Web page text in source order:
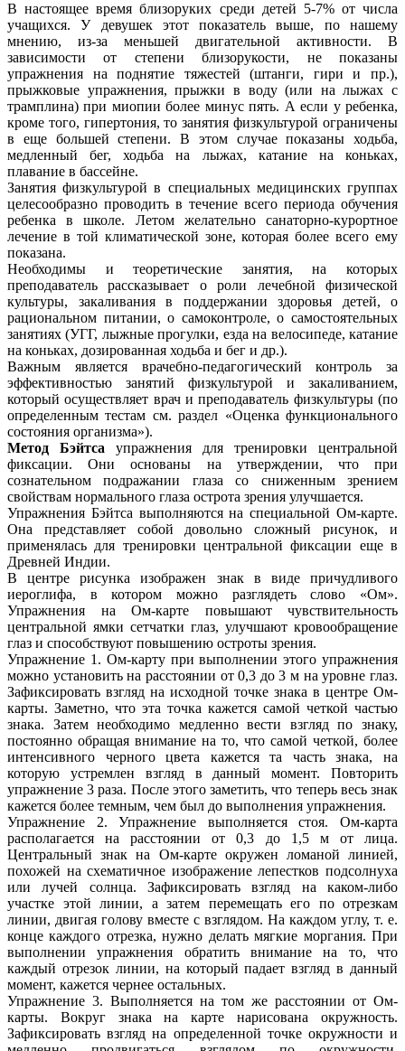
В настоящее время близоруких среди детей 5-7% от числа
учащихся. У девушек этот показатель выше, по нашему
мнению, из-за меньшей двигательной активности. В
зависимости от степени близорукости, не показаны
упражнения на поднятие тяжестей (штанги, гири и пр.),
прыжковые упражнения, прыжки в воду (или на лыжах с
трамплина) при миопии более минус пять. А если у ребенка,
кроме того, гипертония, то занятия физкультурой ограничены
в еще большей степени. В этом случае показаны ходьба,
медленный бег, ходьба на лыжах, катание на коньках,
плавание в бассейне.
Занятия физкультурой в специальных медицинских группах
целесообразно проводить в течение всего периода обучения
ребенка в школе. Летом желательно санаторно-курортное
лечение в той климатической зоне, которая более всего ему
показана.
Необходимы и теоретические занятия, на которых
преподаватель рассказывает о роли лечебной физической
культуры, закаливания в поддержании здоровья детей, о
рациональном питании, о самоконтроле, о самостоятельных
занятиях (УГГ, лыжные прогулки, езда на велосипеде, катание
на коньках, дозированная ходьба и бег и др.).
Важным является врачебно-педагогический контроль за
эффективностью занятий физкультурой и закаливанием,
который осуществляет врач и преподаватель физкультуры (по
определенным тестам см. раздел «Оценка функционального
состояния организма»).
Метод Бэйтса упражнения для тренировки центральной
фиксации. Они основаны на утверждении, что при
сознательном подражании глаза со сниженным зрением
свойствам нормального глаза острота зрения улучшается.
Упражнения Бэйтса выполняются на специальной Ом-карте.
Она представляет собой довольно сложный рисунок, и
применялась для тренировки центральной фиксации еще в
Древней Индии.
В центре рисунка изображен знак в виде причудливого
иероглифа, в котором можно разглядеть слово «Ом».
Упражнения на Ом-карте повышают чувствительность
центральной ямки сетчатки глаз, улучшают кровообращение
глаз и способствуют повышению остроты зрения.
Упражнение 1. Ом-карту при выполнении этого упражнения
можно установить на расстоянии от 0,3 до 3 м на уровне глаз.
Зафиксировать взгляд на исходной точке знака в центре Ом-
карты. Заметно, что эта точка кажется самой четкой частью
знака. Затем необходимо медленно вести взгляд по знаку,
постоянно обращая внимание на то, что самой четкой, более
интенсивного черного цвета кажется та часть знака, на
которую устремлен взгляд в данный момент. Повторить
упражнение 3 раза. После этого заметить, что теперь весь знак
кажется более темным, чем был до выполнения упражнения.
Упражнение 2. Упражнение выполняется стоя. Ом-карта
располагается на расстоянии от 0,3 до 1,5 м от лица.
Центральный знак на Ом-карте окружен ломаной линией,
похожей на схематичное изображение лепестков подсолнуха
или лучей солнца. Зафиксировать взгляд на каком-либо
участке этой линии, а затем перемещать его по отрезкам
линии, двигая голову вместе с взглядом. На каждом углу, т. е.
конце каждого отрезка, нужно делать мягкие моргания. При
выполнении упражнения обратить внимание на то, что
каждый отрезок линии, на который падает взгляд в данный
момент, кажется чернее остальных.
Упражнение 3. Выполняется на том же расстоянии от Ом-
карты. Вокруг знака на карте нарисована окружность.
Зафиксировать взгляд на определенной точке окружности и